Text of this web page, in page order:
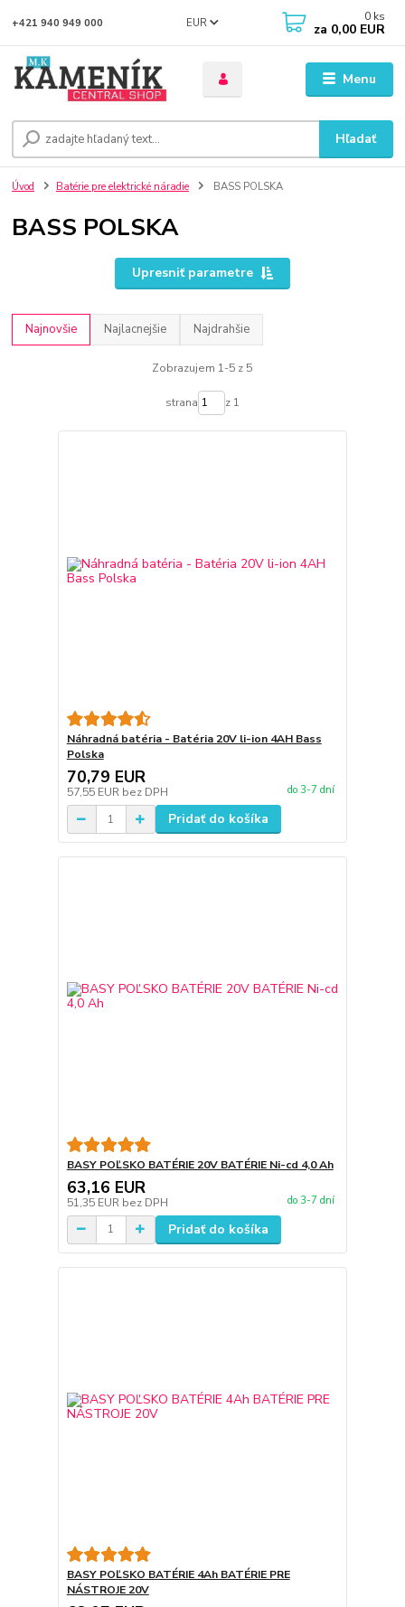
Menu
EUR
Hľadať
+421 940 949 000 0 ks
za 0,00 EUR
Úvod Batérie pre elektrické náradie BASS POLSKA
BASS POLSKA
Upresniť parametre
Najnovšie Najlacnejšie Najdrahšie
Zobrazujem 1-5 z 5
strana z 1
Náhradná batéria - Batéria 20V li-ion 4AH Bass
Polska
70,79 EUR
57,55 EUR bez DPH do 3-7 dní
Pridať do košíka
BASY POĽSKO BATÉRIE 20V BATÉRIE Ni-cd 4,0 Ah
63,16 EUR
51,35 EUR bez DPH do 3-7 dní
Pridať do košíka
BASY POĽSKO BATÉRIE 4Ah BATÉRIE PRE
NÁSTROJE 20V